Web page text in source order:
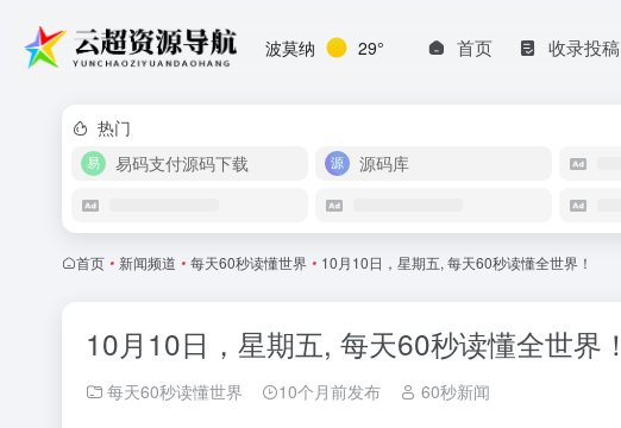
波莫纳 29° 首页 收录投稿
热门
易码支付源码下载
源码库
首页 • 新闻频道 • 每天60秒读懂世界 • 10月10日，星期五, 每天60秒读懂全世界！
10月10日，星期五, 每天60秒读懂全世界！
每天60秒读懂世界 10个月前发布 60秒新闻